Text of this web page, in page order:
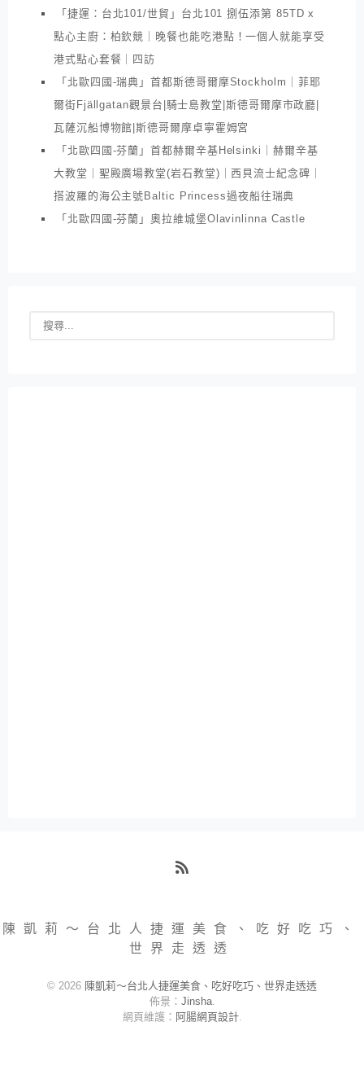
「捷運：台北101/世貿」台北101 捌伍添第 85TD x
點心主廚：柏欽競｜晚餐也能吃港點！一個人就能享受
港式點心套餐｜四訪
「北歐四國-瑞典」首都斯德哥爾摩Stockholm｜菲耶
爾街Fjällgatan觀景台|騎士島教堂|斯德哥爾摩市政廳|
瓦薩沉船博物館|斯德哥爾摩卓寧霍姆宮
「北歐四國-芬蘭」首都赫爾辛基Helsinki｜赫爾辛基
大教堂｜聖殿廣場教堂(岩石教堂)｜西貝流士紀念碑｜
搭波羅的海公主號Baltic Princess過夜船往瑞典
「北歐四國-芬蘭」奧拉維城堡Olavinlinna Castle
陳凱莉～台北人捷運美食、吃好吃巧、
世界走透透
© 2026 陳凱莉～台北人捷運美食、吃好吃巧、世界走透透
佈景： Jinsha.
網頁維護： 阿腸網頁設計.